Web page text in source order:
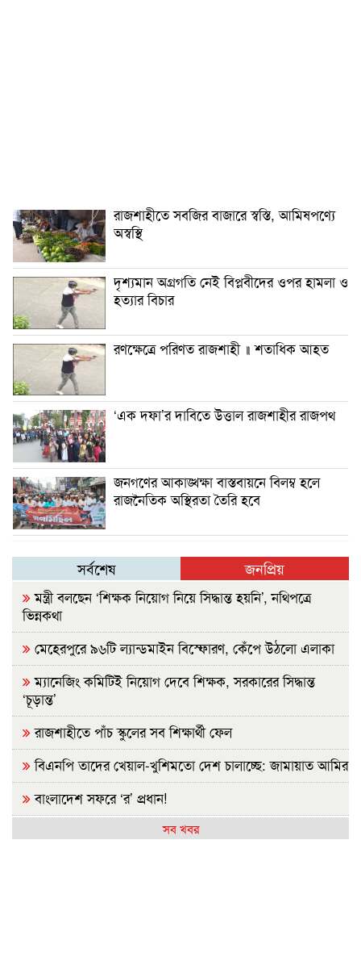
রাজশাহীতে সবজির বাজারে স্বস্তি, আমিষপণ্যে
অস্বস্থি
দৃশ্যমান অগ্রগতি নেই বিপ্লবীদের ওপর হামলা ও
হত্যার বিচার
রণক্ষেত্রে পরিণত রাজশাহী ॥ শতাধিক আহত
‘এক দফা’র দাবিতে উত্তাল রাজশাহীর রাজপথ
জনগণের আকাঙ্খক্ষা বাস্তবায়নে বিলম্ব হলে
রাজনৈতিক অস্থিরতা তৈরি হবে
সর্বশেষ জনপ্রিয়
মন্ত্রী বলছেন ‘শিক্ষক নিয়োগ নিয়ে সিদ্ধান্ত হয়নি’, নথিপত্রে
ভিন্নকথা
মেহেরপুরে ৯৬টি ল্যান্ডমাইন বিস্ফোরণ, কেঁপে উঠলো এলাকা
ম্যানেজিং কমিটিই নিয়োগ দেবে শিক্ষক, সরকারের সিদ্ধান্ত
‘চূড়ান্ত’
রাজশাহীতে পাঁচ স্কুলের সব শিক্ষার্থী ফেল
বিএনপি তাদের খেয়াল-খুশিমতো দেশ চালাচ্ছে: জামায়াত আমির
বাংলাদেশ সফরে ‘র’ প্রধান!
মসজিদ মিশন একাডেমিতে জিপিএ-৫ পেল ৯০ শিক্ষার্থী
সব খবর